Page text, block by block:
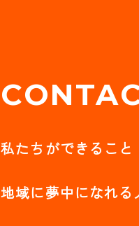
私たちができること
地域に夢中になれ